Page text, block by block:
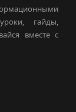
гайды,
вместе с